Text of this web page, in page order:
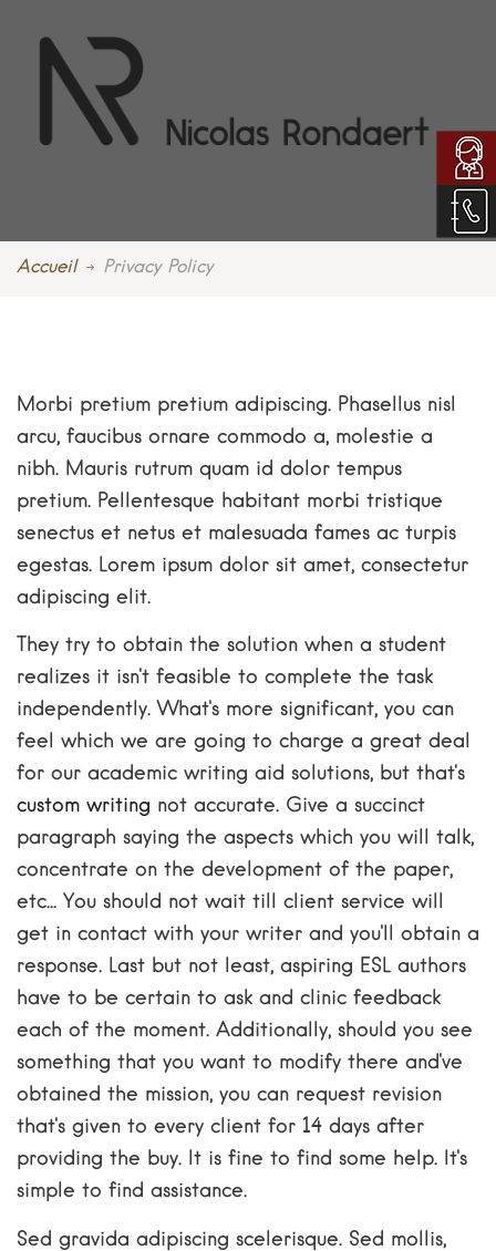
Accueil Privacy Policy
Morbi pretium pretium adipiscing. Phasellus nisl
arcu, faucibus ornare commodo a, molestie a
nibh. Mauris rutrum quam id dolor tempus
pretium. Pellentesque habitant morbi tristique
senectus et netus et malesuada fames ac turpis
egestas. Lorem ipsum dolor sit amet, consectetur
adipiscing elit.
They try to obtain the solution when a student
realizes it isn't feasible to complete the task
independently. What's more significant, you can
feel which we are going to charge a great deal
for our academic writing aid solutions, but that's
custom writing not accurate. Give a succinct
paragraph saying the aspects which you will talk,
concentrate on the development of the paper,
etc... You should not wait till client service will
get in contact with your writer and you'll obtain a
response. Last but not least, aspiring ESL authors
have to be certain to ask and clinic feedback
each of the moment. Additionally, should you see
something that you want to modify there and've
obtained the mission, you can request revision
that's given to every client for 14 days after
providing the buy. It is fine to find some help. It's
simple to find assistance.
Sed gravida adipiscing scelerisque. Sed mollis,